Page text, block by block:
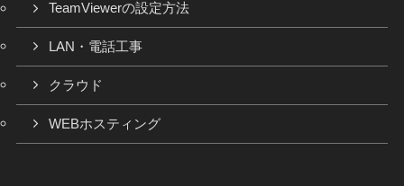
TeamViewerの設定方法
LAN・電話工事
クラウド
WEBホスティング